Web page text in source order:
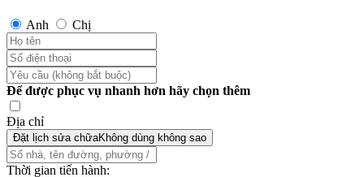
Anh Chị
Để được phục vụ nhanh hơn hãy chọn thêm
Địa chỉ
Đặt lịch sửa chữaKhông dùng không sao
Thời gian tiến hành: